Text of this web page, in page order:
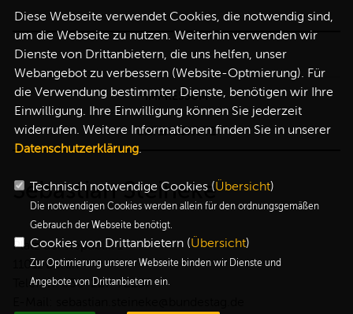
IMPRESSUM
DATENSCHUTZ
Sebastian Steineke
Platz der Republik 1
11011 Berlin
Telefon: 030-227-72257
Diese Webseite verwendet Cookies, die notwendig sind,
um die Webseite zu nutzen. Weiterhin verwenden wir
Dienste von Drittanbietern, die uns helfen, unser
Webangebot zu verbessern (Website-Optmierung). Für
die Verwendung bestimmter Dienste, benötigen wir Ihre
Einwilligung. Ihre Einwilligung können Sie jederzeit
widerrufen. Weitere Informationen finden Sie in unserer
Datenschutzerklärung.
Technisch notwendige Cookies (Übersicht)
Die notwendigen Cookies werden allein für den ordnungsgemäßen
Gebrauch der Webseite benötigt.
Cookies von Drittanbietern (Übersicht)
Zur Optimierung unserer Webseite binden wir Dienste und
Angebote von Drittanbietern ein.